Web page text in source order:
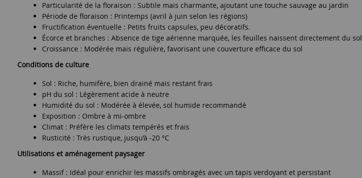
Particularité de la floraison : Subtile mais charmante, ajoutant une touche sauvage au jardin
Période de floraison : Printemps (avril à juin selon les régions)
Fructification éventuelle : Petits fruits capsules, peu décoratifs.
Écorce et branches : Absence de tige aérienne marquée, les feuilles naissent directement du sol
Croissance : Modérée mais régulière, favorisant une couverture efficace du sol
Conditions de culture
Sol : Riche, humifère, bien drainé mais restant frais
pH du sol : Légèrement acide à neutre
Humidité du sol : Modérée à élevée, sol humide recommandé
Exposition : Ombre à mi-ombre
Climat : Préfère les climats tempérés et frais
Rusticité : Très rustique, jusqu’à -20 °C
Utilisations et aménagement paysager
Massif : Idéal pour enrichir les massifs ombragés avec un tapis verdoyant et persistant